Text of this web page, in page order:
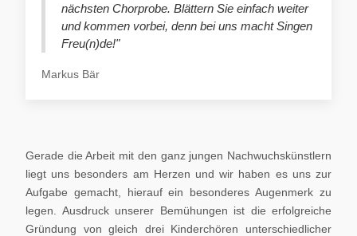
nächsten Chorprobe. Blättern Sie einfach weiter
und kommen vorbei, denn bei uns macht Singen
Freu(n)de!"
Markus Bär
Gerade die Arbeit mit den ganz jungen Nachwuchskünstlern
liegt uns besonders am Herzen und wir haben es uns zur
Aufgabe gemacht, hierauf ein besonderes Augenmerk zu
legen. Ausdruck unserer Bemühungen ist die erfolgreiche
Gründung von gleich drei Kinderchören unterschiedlicher